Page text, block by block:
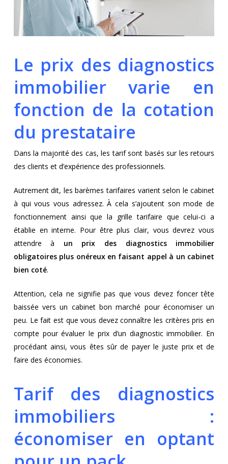
Le prix des diagnostics
immobilier varie en
fonction de la cotation
du prestataire
Dans la majorité des cas, les tarif sont basés sur les retours
des clients et d’expérience des professionnels.
Autrement dit, les barèmes tarifaires varient selon le cabinet
à qui vous vous adressez. À cela s’ajoutent son mode de
fonctionnement ainsi que la grille tarifaire que celui-ci a
établie en interne. Pour être plus clair, vous devrez vous
attendre à un prix des diagnostics immobilier
obligatoires plus onéreux en faisant appel à un cabinet
bien coté.
Attention, cela ne signifie pas que vous devez foncer tête
baissée vers un cabinet bon marché pour économiser un
peu. Le fait est que vous devez connaître les critères pris en
compte pour évaluer le prix d’un diagnostic immobilier. En
procédant ainsi, vous êtes sûr de payer le juste prix et de
faire des économies.
Tarif des diagnostics
immobiliers :
économiser en optant